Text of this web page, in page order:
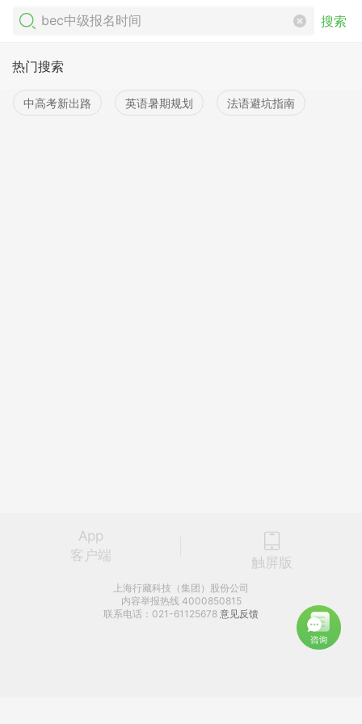
搜索
热门搜索
中高考新出路 英语暑期规划 法语避坑指南
App
客户端
触屏版
上海行藏科技（集团）股份公司
内容举报热线 4000850815
联系电话：021-61125678 意见反馈